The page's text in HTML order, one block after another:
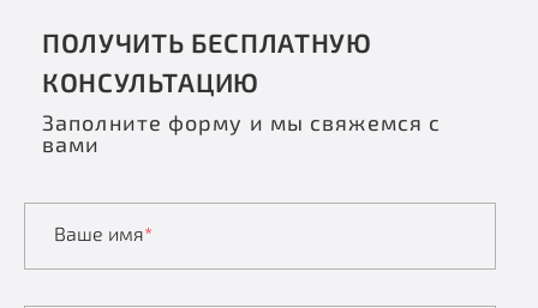
ПОЛУЧИТЬ БЕСПЛАТНУЮ
КОНСУЛЬТАЦИЮ
Заполните форму и мы свяжемся с
вами
Ваше имя*